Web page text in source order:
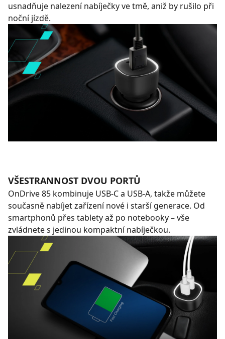
usnadňuje nalezení nabíječky ve tmě, aniž by rušilo při
noční jízdě.
VŠESTRANNOST DVOU PORTŮ
OnDrive 85 kombinuje USB‑C a USB‑A, takže můžete
současně nabíjet zařízení nové i starší generace. Od
smartphonů přes tablety až po notebooky – vše
zvládnete s jedinou kompaktní nabíječkou.